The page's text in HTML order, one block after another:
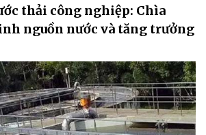
thải công nghiệp: Chìa
nguồn nước và tăng trưởng